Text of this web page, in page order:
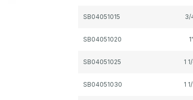
SB04051015 3/
SB04051020 1"
SB04051025 1
SB04051030 1